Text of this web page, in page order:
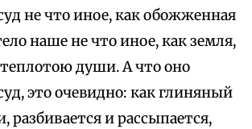
не что иное, как обожженная
наше не что иное, как земля,
души. А что оно
это очевидно: как глиняный
разбивается и рассыпается,